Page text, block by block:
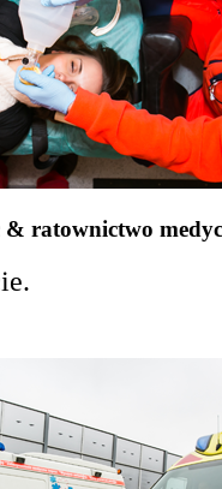
ratownictwo